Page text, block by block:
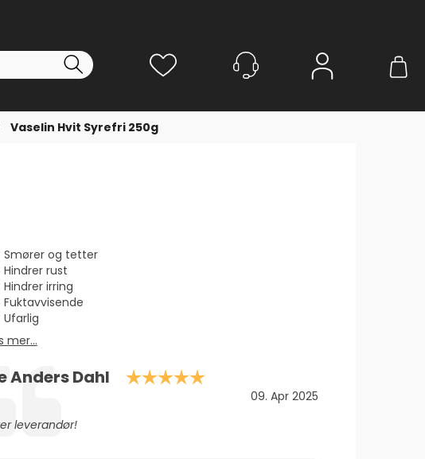
Vaselin Hvit Syrefri 250g
Smører og tetter
Hindrer rust
Hindrer irring
Fuktavvisende
Ufarlig
mer...
Anders Dahl Karakter: 5.0 av 5 mulige
Dato:
09. Apr 2025
leverandør!